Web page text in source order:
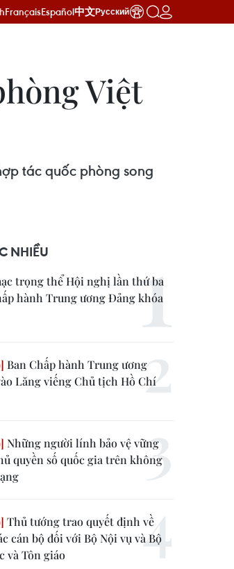
FrançaisEspañol中文Русский
Việt
tác quốc phòng song
NHIỀU
trọng thể Hội nghị lần thứ ba
hành Trung ương Đảng khóa
Ban Chấp hành Trung ương
Lăng viếng Chủ tịch Hồ Chí
Những người lính bảo vệ vững
quyền số quốc gia trên không
Thủ tướng trao quyết định về
cán bộ đối với Bộ Nội vụ và Bộ
và Tôn giáo